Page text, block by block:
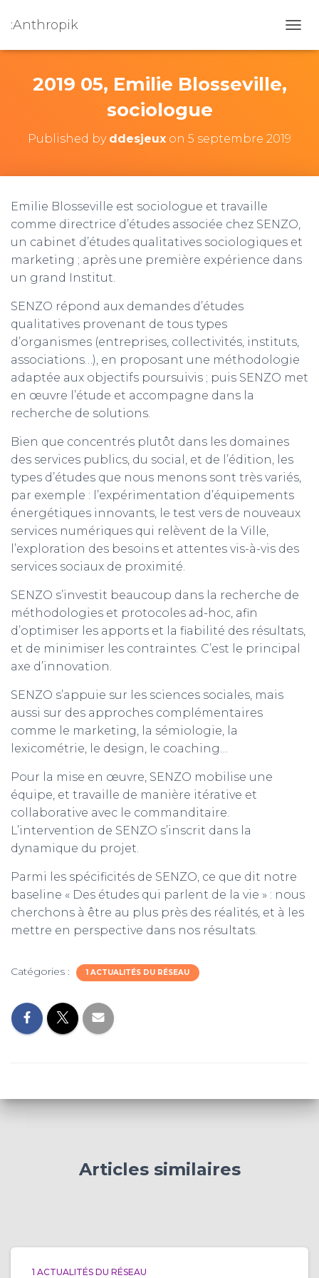
:Anthropik
2019 05, Emilie Blosseville,
sociologue
Published by ddesjeux on 5 septembre 2019
Emilie Blosseville est sociologue et travaille
comme directrice d’études associée chez SENZO,
un cabinet d’études qualitatives sociologiques et
marketing ; après une première expérience dans
un grand Institut.
SENZO répond aux demandes d’études
qualitatives provenant de tous types
d’organismes (entreprises, collectivités, instituts,
associations…), en proposant une méthodologie
adaptée aux objectifs poursuivis ; puis SENZO met
en œuvre l’étude et accompagne dans la
recherche de solutions.
Bien que concentrés plutôt dans les domaines
des services publics, du social, et de l’édition, les
types d’études que nous menons sont très variés,
par exemple : l’expérimentation d’équipements
énergétiques innovants, le test vers de nouveaux
services numériques qui relèvent de la Ville,
l’exploration des besoins et attentes vis-à-vis des
services sociaux de proximité.
SENZO s’investit beaucoup dans la recherche de
méthodologies et protocoles ad-hoc, afin
d’optimiser les apports et la fiabilité des résultats,
et de minimiser les contraintes. C’est le principal
axe d’innovation.
SENZO s’appuie sur les sciences sociales, mais
aussi sur des approches complémentaires
comme le marketing, la sémiologie, la
lexicométrie, le design, le coaching…
Pour la mise en œuvre, SENZO mobilise une
équipe, et travaille de manière itérative et
collaborative avec le commanditaire.
L’intervention de SENZO s’inscrit dans la
dynamique du projet.
Parmi les spécificités de SENZO, ce que dit notre
baseline « Des études qui parlent de la vie » : nous
cherchons à être au plus près des réalités, et à les
mettre en perspective dans nos résultats.
Catégories : 1 ACTUALITÉS DU RÉSEAU
Articles similaires
1 ACTUALITÉS DU RÉSEAU